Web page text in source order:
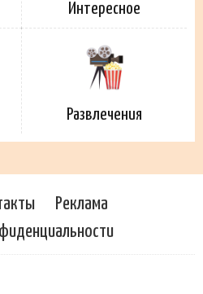
Интересное
Развлечения
Реклама